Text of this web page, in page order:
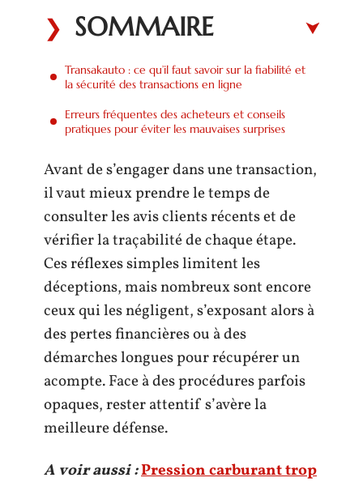
SOMMAIRE
Transakauto : ce qu’il faut savoir sur la fiabilité et
la sécurité des transactions en ligne
Erreurs fréquentes des acheteurs et conseils
pratiques pour éviter les mauvaises surprises
Avant de s’engager dans une transaction,
il vaut mieux prendre le temps de
consulter les avis clients récents et de
vérifier la traçabilité de chaque étape.
Ces réflexes simples limitent les
déceptions, mais nombreux sont encore
ceux qui les négligent, s’exposant alors à
des pertes financières ou à des
démarches longues pour récupérer un
acompte. Face à des procédures parfois
opaques, rester attentif s’avère la
meilleure défense.
A voir aussi :Pression carburant trop